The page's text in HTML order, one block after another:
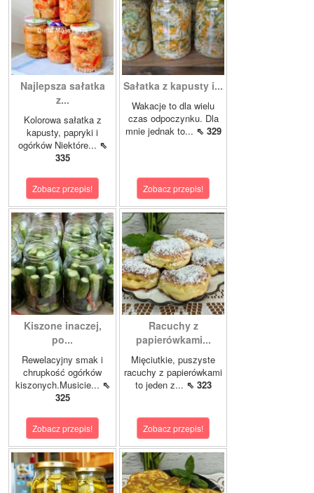
Najlepsza sałatka
z...
Kolorowa sałatka z
kapusty, papryki i
ogórków Niektóre... ⇖
335
Zobacz przepis!
Sałatka z kapusty i...
Wakacje to dla wielu
czas odpoczynku. Dla
mnie jednak to... ⇖ 329
Zobacz przepis!
Kiszone inaczej,
po...
Rewelacyjny smak i
chrupkość ogórków
kiszonych.Musicie... ⇖
325
Zobacz przepis!
Racuchy z
papierówkami...
Mięciutkie, puszyste
racuchy z papierówkami
to jeden z... ⇖ 323
Zobacz przepis!